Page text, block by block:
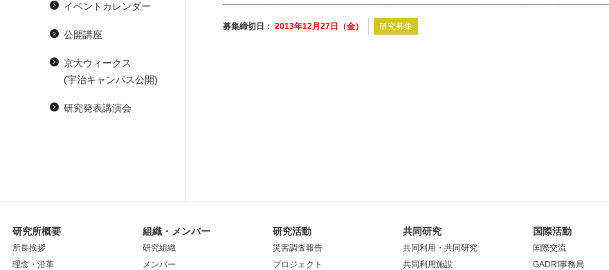
募集締切日： 2013年12月27日（金） 研究募集
イベントカレンダー
公開講座
京大ウィークス
(宇治キャンパス公開)
研究発表講演会
研究所概要
所長挨拶
理念・沿革
組織・メンバー
研究組織
メンバー
研究活動
災害調査報告
プロジェクト
共同研究
共同利用・共同研究
共同利用施設
国際活動
国際交流
GADRI事務局